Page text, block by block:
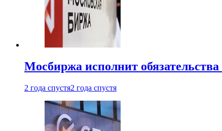
Мосбиржа исполнит
2 года спустя2 года спустя